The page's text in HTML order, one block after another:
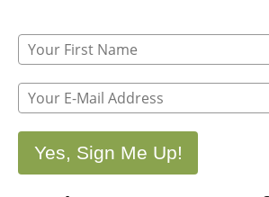
Yes, Sign Me Up!